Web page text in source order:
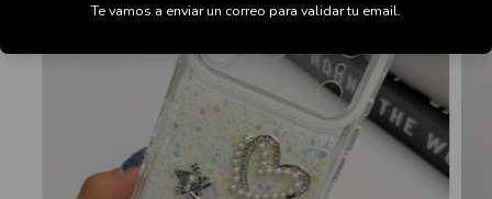
Te vamos a enviar un correo para validar tu email.